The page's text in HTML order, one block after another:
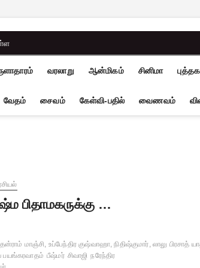
வரலாறு ஆன்மிகம் சினிமா
வேதம் சைவம் கேள்வி-பதில் வைணவம்
பிதாமகருக்கு …
மாஞ்சி, உப்பேந்திர குஷ்வாஹா, நிதிஷ்குமார், லாலு பிரசாத்
பயங்கரவாதம் பீஷ்மர் சிவாஜி நரேந்திர